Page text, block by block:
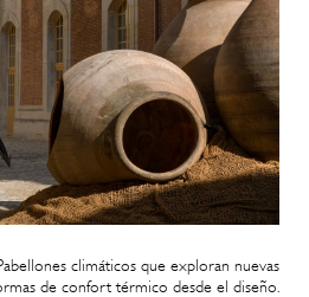
climáticos que exploran nuevas
de confort térmico desde el diseño.